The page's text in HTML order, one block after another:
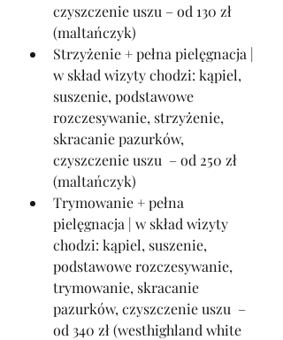
czyszczenie uszu – od 130 zł
(maltańczyk)
Strzyżenie + pełna pielęgnacja |
w skład wizyty chodzi: kąpiel,
suszenie, podstawowe
rozczesywanie, strzyżenie,
skracanie pazurków,
czyszczenie uszu  – od 250 zł
(maltańczyk)
Trymowanie + pełna
pielęgnacja | w skład wizyty
chodzi: kąpiel, suszenie,
podstawowe rozczesywanie,
trymowanie, skracanie
pazurków, czyszczenie uszu  –
od 340 zł (westhighland white